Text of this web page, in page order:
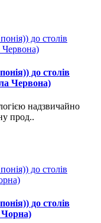
до столів
Червона)
надзвичайно
прод..
до столів
Чорна)